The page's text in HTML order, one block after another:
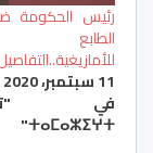
رئيس الحكومة
الطابع
11 سبتمبر، 2020
في
ⵜⴰⵎⴰⵣⵉⵖⵜ"